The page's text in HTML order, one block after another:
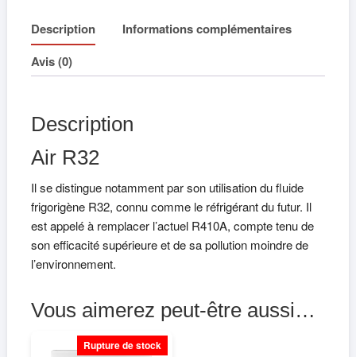
Description
Informations complémentaires
Avis (0)
Description
Air R32
Il se distingue notamment par son utilisation du fluide
frigorigène R32, connu comme le réfrigérant du futur. Il
est appelé à remplacer l’actuel R410A, compte tenu de
son efficacité supérieure et de sa pollution moindre de
l’environnement.
Vous aimerez peut-être aussi…
Rupture de stock